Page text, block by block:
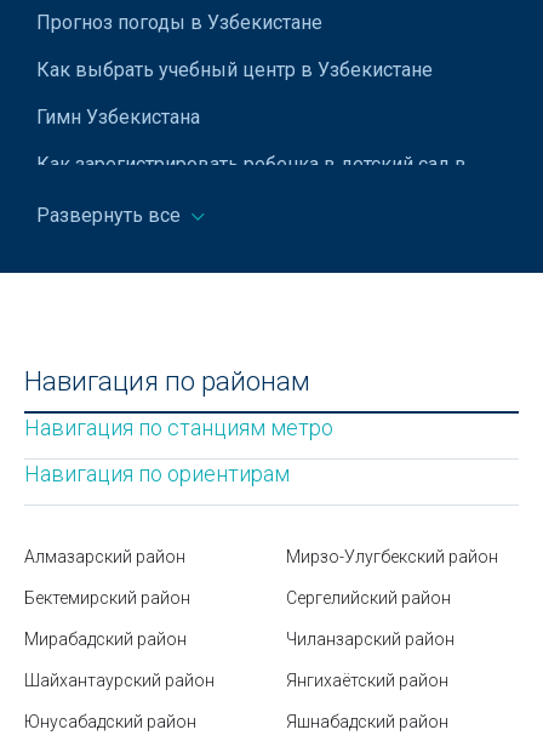
Производство светофоров
Автомобильные шумоизоляционные материалы
Комплексные пункты техобслуживания автомобилей
Присадки в масло
Прогноз погоды в Узбекистане
Как выбрать учебный центр в Узбекистане
Гимн Узбекистана
Как зарегистрировать ребенка в детский сад в
Как правильно выбрать чемодан
Преимущества использования
концентрированного пюре в кулинарии
Театры Ташкента
Как правильно питаться во время поста Рамадан
Станция метро Новза
Почему старые батарейки нельзя выбрасывать и
что с ними делать
Маркетинговые исследования и разработка новых
Развернуть все
Навигация по районам
Навигация по станциям метро
Навигация по ориентирам
Алмазарский район
Бектемирский район
Мирабадский район
Мирзо-Улугбекский район
Сергелийский район
Чиланзарский район
Шайхантаурский район
Юнусабадский район
Янгихаётский район
Яшнабадский район